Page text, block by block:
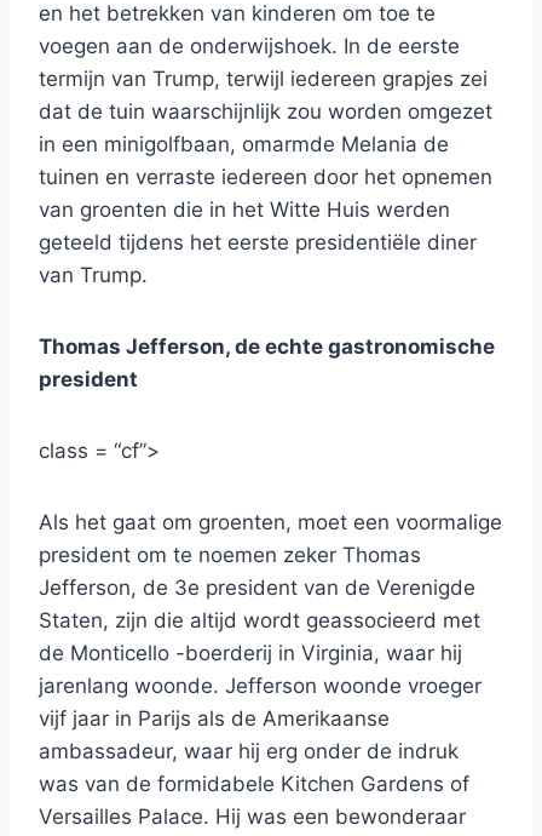
en het betrekken van kinderen om toe te
voegen aan de onderwijshoek. In de eerste
termijn van Trump, terwijl iedereen grapjes zei
dat de tuin waarschijnlijk zou worden omgezet
in een minigolfbaan, omarmde Melania de
tuinen en verraste iedereen door het opnemen
van groenten die in het Witte Huis werden
geteeld tijdens het eerste presidentiële diner
van Trump.
Thomas Jefferson, de echte gastronomische
president
class = “cf”>
Als het gaat om groenten, moet een voormalige
president om te noemen zeker Thomas
Jefferson, de 3e president van de Verenigde
Staten, zijn die altijd wordt geassocieerd met
de Monticello -boerderij in Virginia, waar hij
jarenlang woonde. Jefferson woonde vroeger
vijf jaar in Parijs als de Amerikaanse
ambassadeur, waar hij erg onder de indruk
was van de formidabele Kitchen Gardens of
Versailles Palace. Hij was een bewonderaar